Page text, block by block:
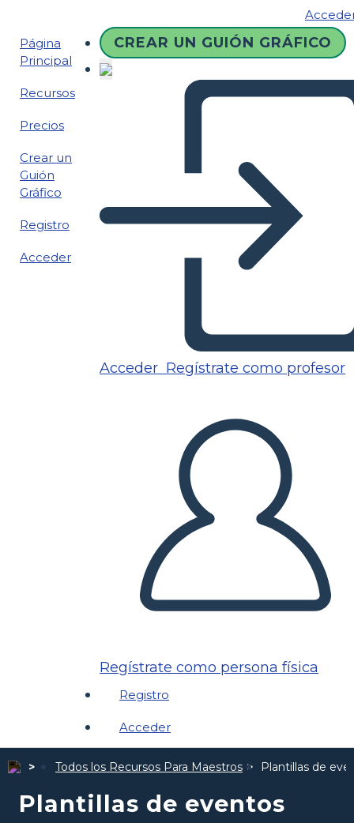
Página
Principal
Recursos
Precios
Crear un
Guión
Gráfico
Registro
Acceder
CREAR UN GUIÓN GRÁFICO
Acceder Regístrate como profesor
Regístrate como persona física
Registro
Acceder
Todos los Recursos Para Maestros Plantillas de
Plantillas de eventos